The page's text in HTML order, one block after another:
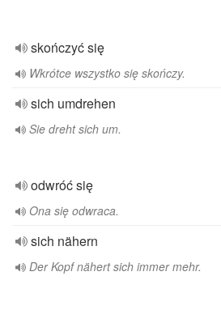
skończyć się
Wkrótce wszystko się skończy.
sich umdrehen
Sie dreht sich um.
odwróć się
Ona się odwraca.
sich nähern
Der Kopf nähert sich immer mehr.